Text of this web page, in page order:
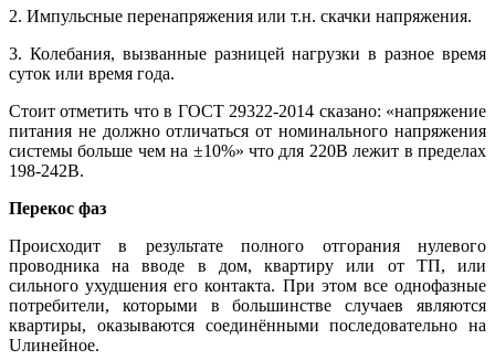
2. Импульсные перенапряжения или т.н. скачки напряжения.
3. Колебания, вызванные разницей нагрузки в разное время
суток или время года.
Стоит отметить что в ГОСТ 29322-2014 сказано: «напряжение
питания не должно отличаться от номинального напряжения
системы больше чем на ±10%» что для 220В лежит в пределах
198-242В.
Перекос фаз
Происходит в результате полного отгорания нулевого
проводника на вводе в дом, квартиру или от ТП, или
сильного ухудшения его контакта. При этом все однофазные
потребители, которыми в большинстве случаев являются
квартиры, оказываются соединёнными последовательно на
Uлинейное.